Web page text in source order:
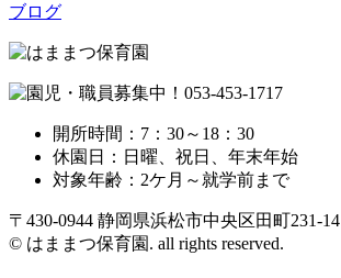
ブログ
開所時間：7：30～18：30
休園日：日曜、祝日、年末年始
対象年齢：2ケ月～就学前まで
〒430-0944 静岡県浜松市中央区田町231-14
© はままつ保育園. all rights reserved.